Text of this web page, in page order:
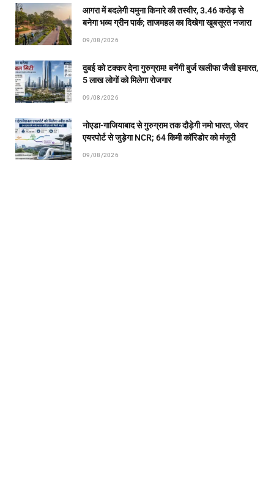
आगरा में बदलेगी यमुना किनारे की तस्वीर, 3.46 करोड़ से
बनेगा भव्य ग्रीन पार्क; ताजमहल का दिखेगा खूबसूरत नजारा
09/08/2026
दुबई को टक्कर देना गुरुग्राम! बनेंगी बुर्ज खलीफा जैसी इमारत,
5 लाख लोगों को मिलेगा रोजगार
09/08/2026
नोएडा-गाजियाबाद से गुरुग्राम तक दौड़ेगी नमो भारत, जेवर
एयरपोर्ट से जुड़ेगा NCR; 64 किमी कॉरिडोर को मंजूरी
09/08/2026